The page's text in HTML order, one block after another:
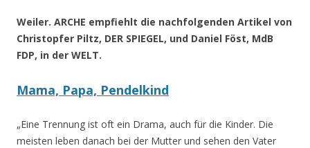
Weiler. ARCHE empfiehlt die nachfolgenden Artikel von
Christopfer Piltz, DER SPIEGEL, und Daniel Föst, MdB
FDP, in der WELT.
Mama, Papa, Pendelkind
„Eine Trennung ist oft ein Drama, auch für die Kinder. Die
meisten leben danach bei der Mutter und sehen den Vater